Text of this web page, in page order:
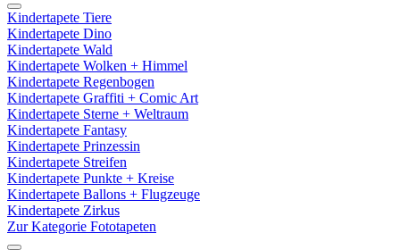
Kindertapete Tiere
Kindertapete Dino
Kindertapete Wald
Kindertapete Wolken + Himmel
Kindertapete Regenbogen
Kindertapete Graffiti + Comic Art
Kindertapete Sterne + Weltraum
Kindertapete Fantasy
Kindertapete Prinzessin
Kindertapete Streifen
Kindertapete Punkte + Kreise
Kindertapete Ballons + Flugzeuge
Kindertapete Zirkus
Zur Kategorie Fototapeten